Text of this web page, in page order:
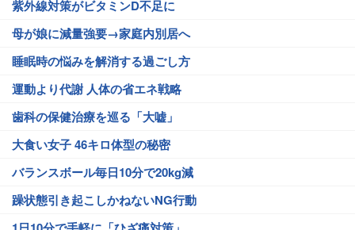
紫外線対策がビタミンD不足に
母が娘に減量強要→家庭内別居へ
睡眠時の悩みを解消する過ごし方
運動より代謝 人体の省エネ戦略
歯科の保健治療を巡る「大嘘」
大食い女子 46キロ体型の秘密
バランスボール毎日10分で20kg減
躁状態引き起こしかねないNG行動